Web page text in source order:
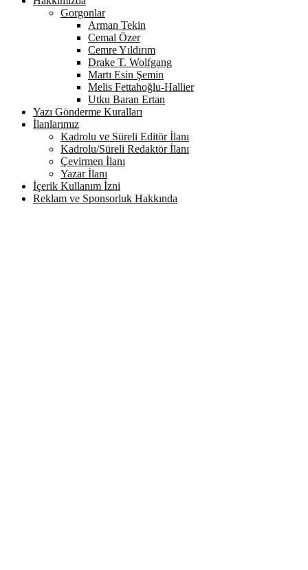
Gorgonlar
Arman Tekin
Cemal Özer
Cemre Yıldırım
Drake T. Wolfgang
Martı Esin Şemin
Melis Fettahoğlu-Hallier
Utku Baran Ertan
Yazı Gönderme Kuralları
İlanlarımız
Kadrolu ve Süreli Editör İlanı
Kadrolu/Süreli Redaktör İlanı
Çevirmen İlanı
Yazar İlanı
İçerik Kullanım İzni
Reklam ve Sponsorluk Hakkında